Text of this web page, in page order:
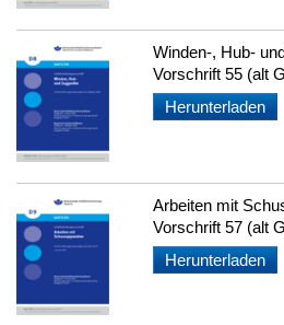
Winden-, Hub-
Vorschrift 55 (alt
Herunterladen
Arbeiten mit
Vorschrift 57 (alt
Herunterladen